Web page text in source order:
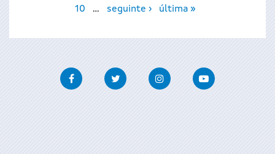
10
… seguinte › última »
FacebookTwitter InstagramYoutube